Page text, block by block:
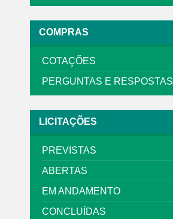
COMPRAS
COTAÇÕES
PERGUNTAS E RESPOSTAS
LICITAÇÕES
PREVISTAS
ABERTAS
EM ANDAMENTO
CONCLUÍDAS